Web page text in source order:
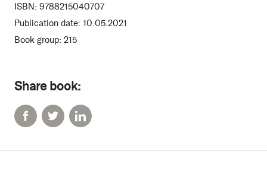
Share book:
ISBN: 9788215040707
Publication date: 10.05.2021
Book group: 215